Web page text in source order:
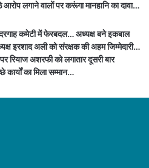
लगाने वालों पर करूंगा मानहानि का दावा…
कमेटी में फेरबदल… अध्यक्ष बने इकबाल
इरशाद अली को संरक्षक की अहम जिम्मेदारी…
रियाज अशरफी को लगातार दूसरी बार
कार्यों का मिला सम्मान…